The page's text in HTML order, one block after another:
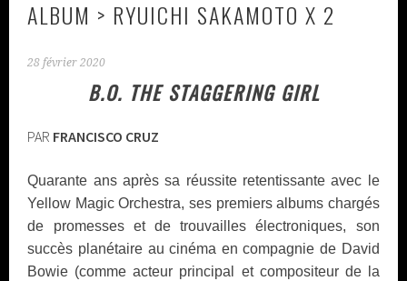
ALBUM > RYUICHI SAKAMOTO X 2
28 février 2020
B.O. THE STAGGERING GIRL
PAR FRANCISCO CRUZ
Quarante ans après sa réussite retentissante avec le
Yellow Magic Orchestra, ses premiers albums chargés
de promesses et de trouvailles électroniques, son
succès planétaire au cinéma en compagnie de David
Bowie (comme acteur principal et compositeur de la